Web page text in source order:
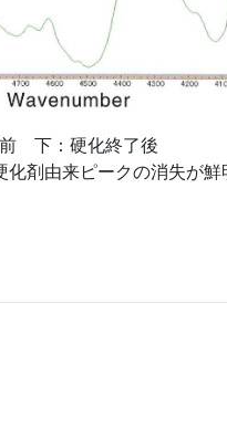
下：硬化終了後
化剤由来ピークの消失が鮮